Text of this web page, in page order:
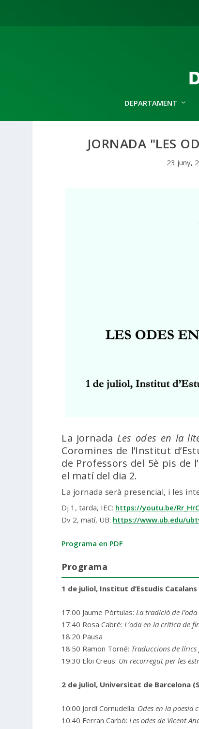
DEPARTAMENT
JORNADA "LES
23 juny,
La jornada Les odes en la
Coromines de l’Institut
de Professors del 5è pis de
el matí del dia 2.
La jornada serà presencial, i les
Dj 1, tarda, IEC: https://youtu.be/
Dv 2, matí, UB: https://www.ub.edu/
Programa en PDF
Programa
1 de juliol, Institut d’Estudis Catalans
17:00 Jaume Pòrtulas: La tradició de
17:40 Rosa Cabré: L’oda en la crítica de
18:20 Pausa
18:50 Ramon Torné: Traduccions de lírics
19:30 Eloi Creus: Un recorregut per les
2 de juliol, Universitat de Barcelona
10:00 Jordi Cornudella: Odes en la poesia
10:40 Ferran Carbó: Les odes de Vicent